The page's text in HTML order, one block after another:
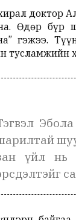
доктор
Өдөр бүр
гэжээ.
тусламжийн
үйл нь